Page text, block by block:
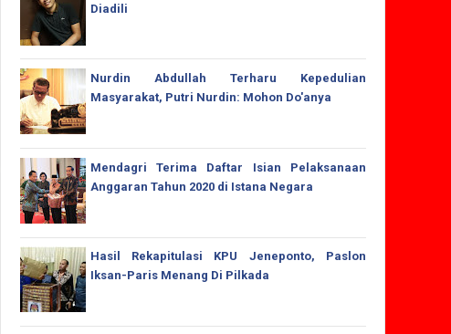
Diadili
Nurdin Abdullah Terharu Kepedulian
Masyarakat, Putri Nurdin: Mohon Do'anya
Mendagri Terima Daftar Isian Pelaksanaan
Anggaran Tahun 2020 di Istana Negara
Hasil Rekapitulasi KPU Jeneponto, Paslon
Iksan-Paris Menang Di Pilkada